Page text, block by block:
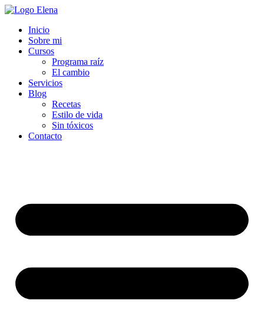
Inicio
Sobre mi
Cursos
Programa raíz
El cambio
Servicios
Blog
Recetas
Estilo de vida
Sin tóxicos
Contacto